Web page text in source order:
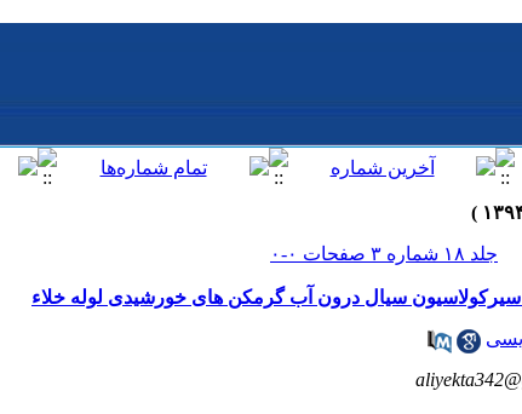
جلد ۱۸ شماره ۳ صفحات ۰-۰
سیال درون آب گرمکن های خورشیدی لوله خلاء